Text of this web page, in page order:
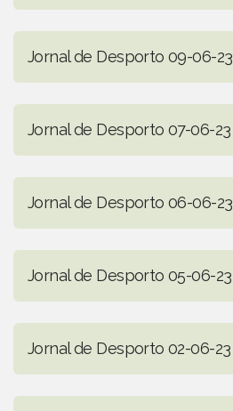
Jornal de Desporto 09-06-23
Jornal de Desporto 07-06-23
Jornal de Desporto 06-06-23
Jornal de Desporto 05-06-23
Jornal de Desporto 02-06-23